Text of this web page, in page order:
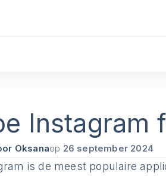
Instagram
Oksanaop 26 september 2024
is de meest populaire